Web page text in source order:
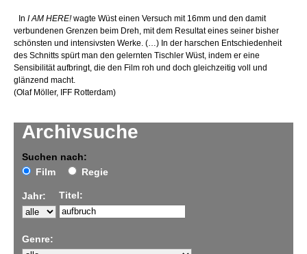
Archivsuche
Suchen nach:
Film
Regie
Jahr: Titel:
Genre:
In I AM HERE!wagte Wüst einen Versuch mit 16mm und den damit
verbundenen Grenzen beim Dreh, mit dem Resultat eines seiner bisher
schönsten und intensivsten Werke. (…) In der harschen Entschiedenheit
des Schnitts spürt man den gelernten Tischler Wüst, indem er eine
Sensibilität aufbringt, die den Film roh und doch gleichzeitig voll und
glänzend macht.
(Olaf Möller, IFF Rotterdam)